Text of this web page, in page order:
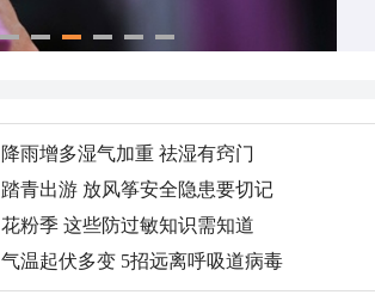
降雨增多湿气加重 祛湿有窍门
踏青出游 放风筝安全隐患要切记
花粉季 这些防过敏知识需知道
气温起伏多变 5招远离呼吸道病毒